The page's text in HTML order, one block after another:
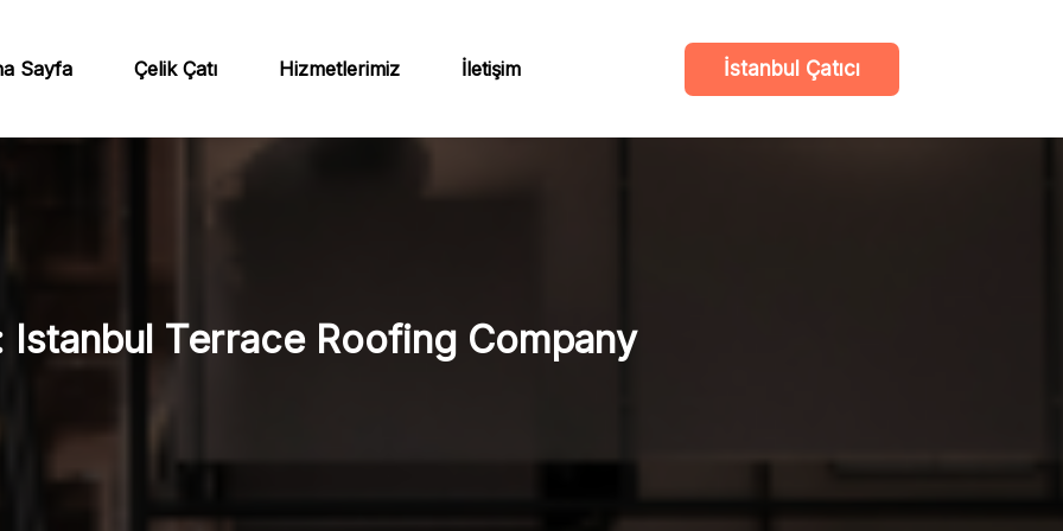
Sayfa Çelik Çatı Hizmetlerimiz İletişim İstanbul Çatıcı
Istanbul Terrace Roofing Company